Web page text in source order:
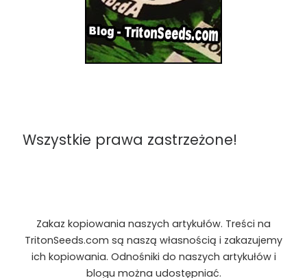
Wszystkie prawa zastrzeżone!
Zakaz kopiowania naszych artykułów. Treści na
TritonSeeds.com są naszą własnością i zakazujemy
ich kopiowania. Odnośniki do naszych artykułów i
blogu można udostępniać.